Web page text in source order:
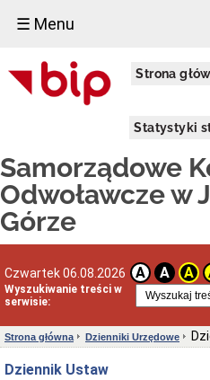
☰ Menu
Strona
Statystyki
Samorządowe
Odwoławcze w
Górze
Czwartek 06.08.2026 A A A
Wyszukiwanie treści w
serwisie:
Informacje
ogólne
Właściwość
rozpoznawanych
przez
Kolegium
Tryb
postępowania
przed
Sposoby
przyjmowania
i
spraw
prawna
Strona główna Dzienniki Urzędowe
Dziennik Ustaw